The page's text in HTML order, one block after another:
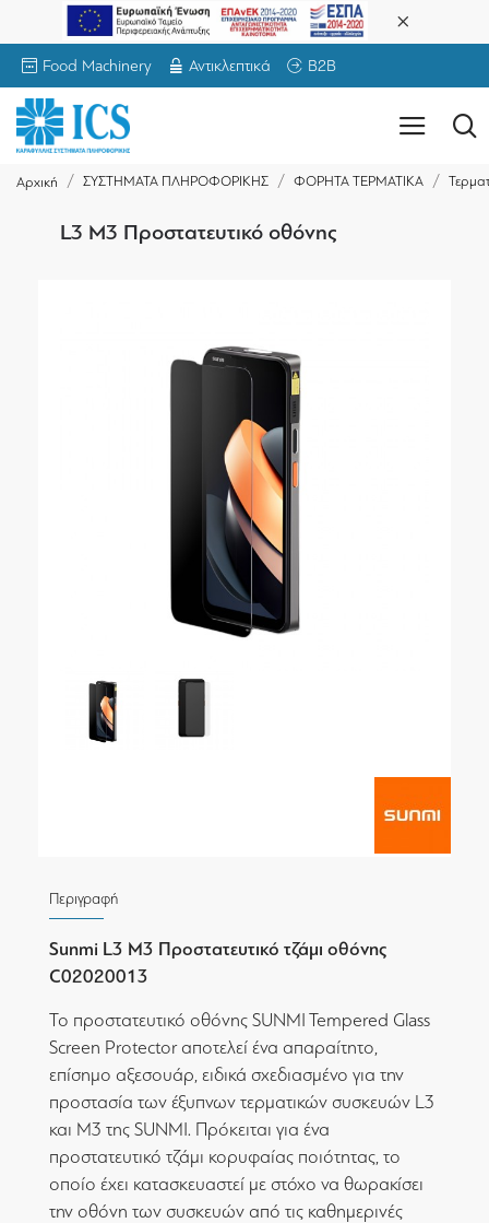
Food Machinery Αντικλεπτικά B2B
Αρχική ΣΥΣΤΗΜΑΤΑ ΠΛΗΡΟΦΟΡΙΚΗΣ ΦΟΡΗΤΑ ΤΕΡΜΑΤΙΚΑ
L3 M3 Προστατευτικό οθόνης
Περιγραφή
Sunmi L3 M3 Προστατευτικό τζάμι οθόνης
C02020013
Το προστατευτικό οθόνης SUNMI Tempered Glass
Screen Protector αποτελεί ένα απαραίτητο,
επίσημο αξεσουάρ, ειδικά σχεδιασμένο για την
προστασία των έξυπνων τερματικών συσκευών L3
και M3 της SUNMI. Πρόκειται για ένα
προστατευτικό τζάμι κορυφαίας ποιότητας, το
οποίο έχει κατασκευαστεί με στόχο να θωρακίσει
την οθόνη των συσκευών από τις καθημερινές